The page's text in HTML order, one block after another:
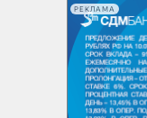
РЕКЛАМА